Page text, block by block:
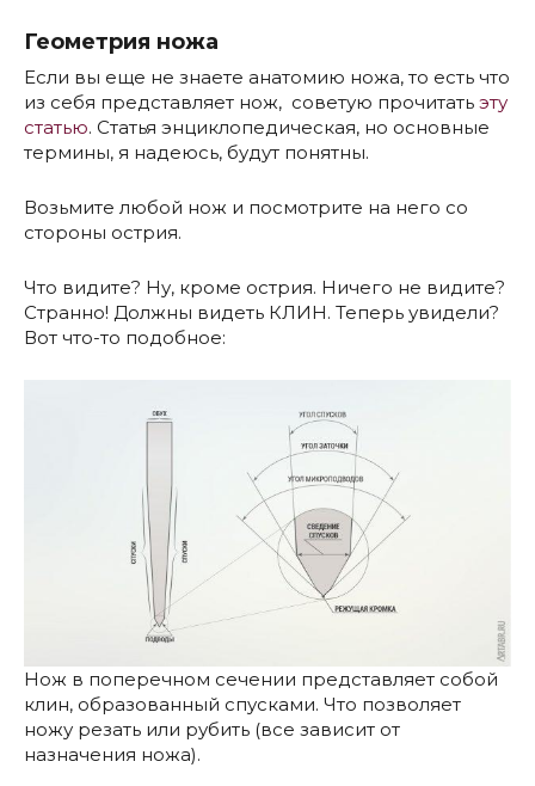
Геометрия ножа
Если вы еще не знаете анатомию ножа, то есть что
из себя представляет нож, советую прочитать эту
статью. Статья энциклопедическая, но основные
термины, я надеюсь, будут понятны.
Возьмите любой нож и посмотрите на него со
стороны острия.
Что видите? Ну, кроме острия. Ничего не видите?
Странно! Должны видеть КЛИН. Теперь увидели?
Вот что-то подобное:
Нож в поперечном сечении представляет собой
клин, образованный спусками. Что позволяет
ножу резать или рубить (все зависит от
назначения ножа).